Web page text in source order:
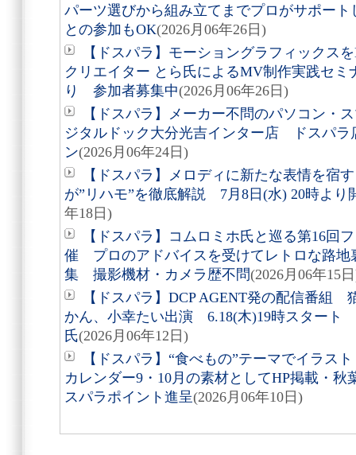
パーツ選びから組み立てまでプロがサポー
との参加もOK(2026月06年26日)
【ドスパラ】モーショングラフィック
クリエイター とら氏によるMV制作実践セ
り 参加者募集中(2026月06年26日)
【ドスパラ】メーカー不問のパソコン
ジタルドック大分光吉インター店 ドスパ
ン(2026月06年24日)
【ドスパラ】メロディに新たな表情を
が”リハモ”を徹底解説 7月8日(水) 20時よ
年18日)
【ドスパラ】コムロミホ氏と巡る第16
催 プロのアドバイスを受けてレトロな路
集 撮影機材・カメラ歴不問(2026月06年15
【ドスパラ】DCP AGENT発の配信番組
かん、小幸たい出演 6.18(木)19時スタート
氏(2026月06年12日)
【ドスパラ】“食べもの”テーマでイラス
カレンダー9・10月の素材としてHP掲載・
スパラポイント進呈(2026月06年10日)